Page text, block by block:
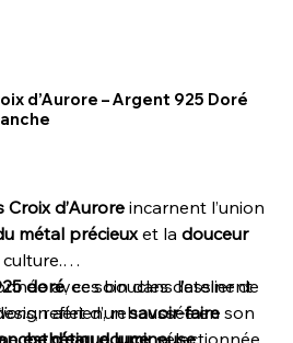
d’Aurore – Argent 925 Doré
Croix d’Auroreincarnent l’union
métal précieuxet ladouceur
doré, ces boucles dessinent
aérien, rehaussée en son
d’eau douce, sélectionnée
avec soin dans l’atelier de
, reflet d’unsavoir-faire
esthétique lumineuse.